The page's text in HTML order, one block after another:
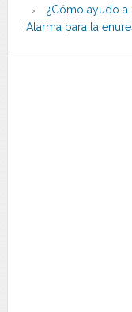
¿Cómo ayudo a
¡Alarma para la